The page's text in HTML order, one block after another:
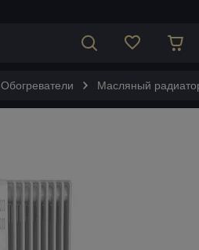
Обогреватели Масляный